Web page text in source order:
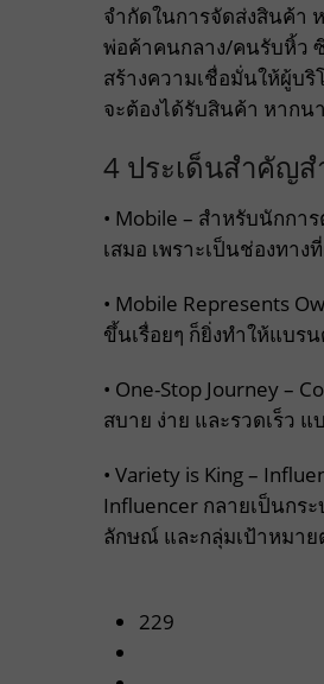
จำกัดในการจัดส่งสินค้า
พ่อค้าคนกลาง/คนรับหิ้ว
สร้างความเชื่อมั่นให้ผู้บ
จะต้องได้รับสินค้า หาก
4 ประเด็นสำคัญ
• Mobile – สำหรับนักกา
เสมอ เพราะเป็นช่องทา
• Mobile Represents
ขึ้นเรื่อยๆ ก็ยิ่งทำให้แบร
• One-Stop Journey –
สบาย ง่าย และรวดเร็ว
• Variety is King –
Influencer กลายเป็นกร
ลักษณ์ และกลุ่มเป้าหมา
229